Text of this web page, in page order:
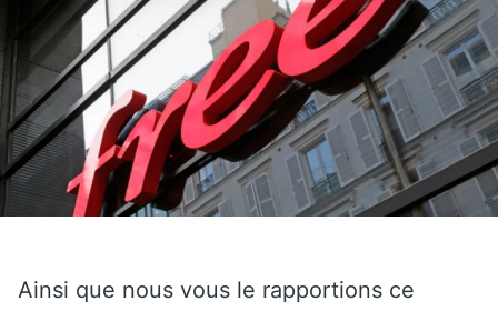
Ainsi que nous vous le rapportions ce